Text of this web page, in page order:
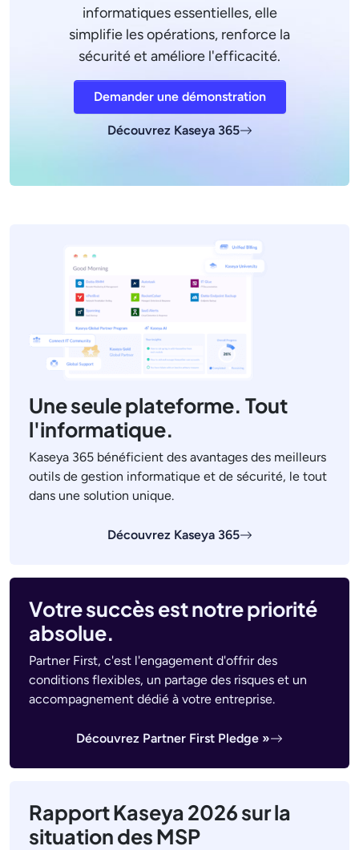
informatiques essentielles, elle
simplifie les opérations, renforce la
sécurité et améliore l'efficacité.
Demander une démonstration
Découvrez Kaseya 365
Une seule plateforme. Tout
l'informatique.
Kaseya 365 bénéficient des avantages des meilleurs
outils de gestion informatique et de sécurité, le tout
dans une solution unique.
Découvrez Kaseya 365
Votre succès est notre priorité
absolue.
Partner First, c'est l'engagement d'offrir des
conditions flexibles, un partage des risques et un
accompagnement dédié à votre entreprise.
Découvrez Partner First Pledge »
Rapport Kaseya 2026 sur la
situation des MSP